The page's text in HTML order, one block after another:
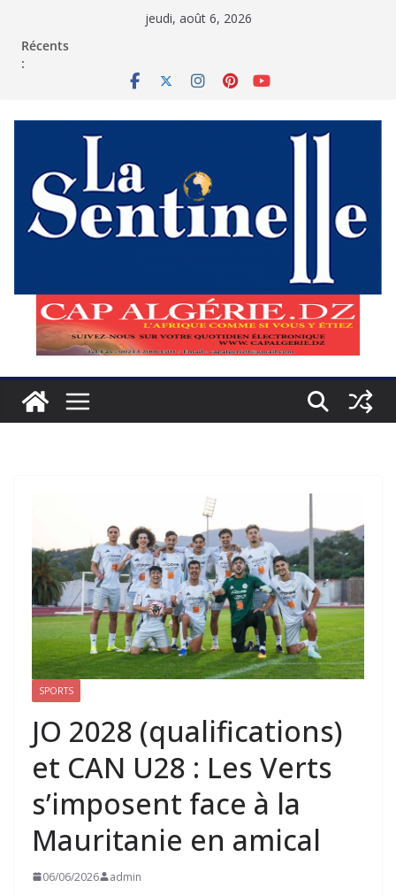
jeudi, août 6, 2026
Récents
:
SPORTS
JO 2028 (qualifications)
et CAN U28 : Les Verts
s’imposent face à la
Mauritanie en amical
06/06/2026 admin